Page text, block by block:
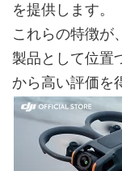
を提供します。
これらの特徴が
製品として位置
から高い評価を